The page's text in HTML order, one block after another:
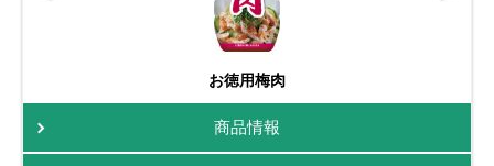
お徳用梅肉
商品情報